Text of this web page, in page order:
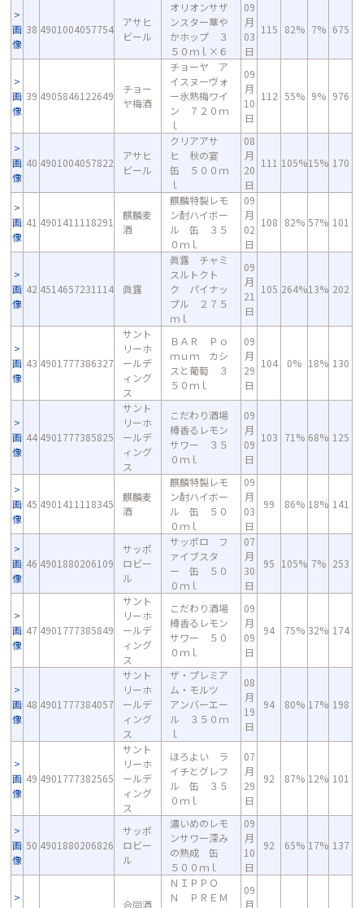
画
像
38 4901004057754
アサヒ
ビール
オリオンサザ
ンスター華や
かホップ ３
５０ｍｌ×６
09
月
03
日
115 82% 7% 675
画
像
39 4905846122649
チョー
ヤ梅酒
チョーヤ ア
イスヌーヴォ
ー氷熟梅ワイ
ン ７２０ｍ
ｌ
09
月
10
日
112 55% 9% 976
画
像
40 4901004057822
アサヒ
ビール
クリアアサ
ヒ 秋の宴
缶 ５００ｍ
ｌ
08
月
20
日
111 105%15% 170
画
像
41 4901411118291
麒麟麦
酒
麒麟特製レモ
ン酎ハイボー
ル 缶 ３５
０ｍｌ
09
月
02
日
108 82% 57% 101
画
像
42 4514657231114 眞露
眞露 チャミ
スルトクト
ク パイナッ
プル ２７５
ｍｌ
09
月
21
日
105 264%13% 202
画
像
43 4901777386327
サント
リーホ
ールデ
ィング
ス
ＢＡＲ Ｐｏ
ｍｕｍ カシ
スと葡萄 ３
５０ｍｌ
09
月
29
日
104 0% 18% 130
画
像
44 4901777385825
サント
リーホ
ールデ
ィング
ス
こだわり酒場
樽香るレモン
サワー ３５
０ｍｌ
09
月
09
日
103 71% 68% 125
画
像
45 4901411118345
麒麟麦
酒
麒麟特製レモ
ン酎ハイボー
ル 缶 ５０
０ｍｌ
09
月
03
日
99 86% 18% 141
画
像
46 4901880206109
サッポ
ロビー
ル
サッポロ フ
ァイブスタ
ー 缶 ５０
０ｍｌ
07
月
30
日
95 105% 7% 253
画
像
47 4901777385849
サント
リーホ
ールデ
ィング
ス
こだわり酒場
樽香るレモン
サワー ５０
０ｍｌ
09
月
09
日
94 75% 32% 174
画
像
48 4901777384057
サント
リーホ
ールデ
ィング
ス
ザ・プレミア
ム・モルツ
アンバーエー
ル ３５０ｍ
ｌ
08
月
19
日
94 80% 17% 198
画
像
49 4901777382565
サント
リーホ
ールデ
ィング
ス
ほろよい ラ
イチとグレフ
ル 缶 ３５
０ｍｌ
07
月
29
日
92 87% 12% 101
画
像
50 4901880206826
サッポ
ロビー
ル
濃いめのレモ
ンサワー深み
の熟成 缶
５００ｍｌ
09
月
10
日
92 65% 17% 137
合同酒
ＮＩＰＰＯ
Ｎ ＰＲＥＭ
09
月